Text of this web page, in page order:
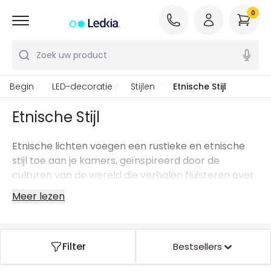
Zoek uw product
0
Begin LED-decoratie Stijlen Etnische Stijl
Etnische Stijl
Etnische lichten voegen een rustieke en etnische
stijl toe aan je kamers, geïnspireerd door de
culturen van de wereld die verhalen fluisteren over
verre reizen, magie en mystiek. Warme materialen
zoals hout, natuurlijke vezels of smeedijzer stralen
met lichtgewicht structuren gemaakt van
geometrische vlechten stellen het licht in staat om
u te omringen door af te reflecteren op de muren
Meer lezen
Filter Bestsellers